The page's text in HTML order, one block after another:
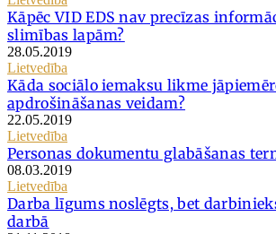
Kāpēc VID EDS nav precīzas
slimības lapām?
28.05.2019
Lietvedība
Kāda sociālo iemaksu likme
apdrošināšanas veidam?
22.05.2019
Lietvedība
Personas dokumentu glabāšanas
08.03.2019
Lietvedība
Darba līgums noslēgts, bet
darbā